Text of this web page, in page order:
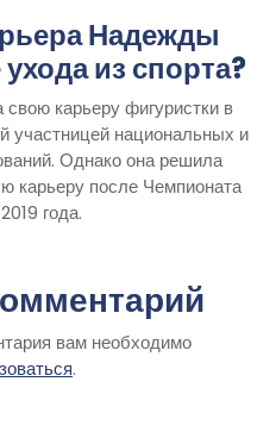
Надежды
из спорта?
карьеру фигуристки в
участницей национальных и
Однако она решила
карьеру после Чемпионата
года.
вам необходимо
.